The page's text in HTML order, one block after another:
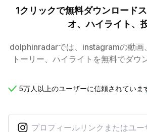
1クリックで無料ダウンロード
オ、ハイライト、
dolphinradarでは、instagramの動画
トーリー、ハイライトを無料でダウ
5万人以上のユーザーに信頼されていま